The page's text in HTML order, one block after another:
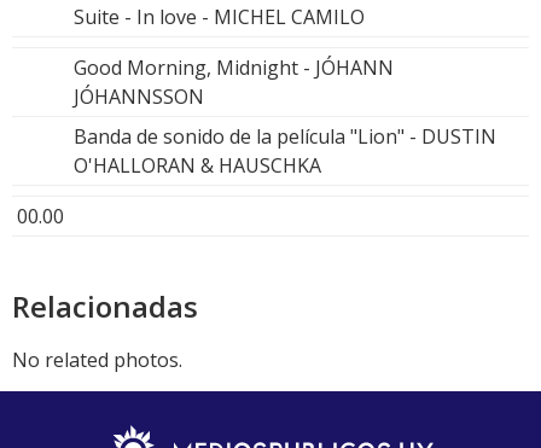
Suite - In love - MICHEL CAMILO
Good Morning, Midnight - JÓHANN
JÓHANNSSON
Banda de sonido de la película "Lion" - DUSTIN
O'HALLORAN & HAUSCHKA
00.00
Relacionadas
No related photos.